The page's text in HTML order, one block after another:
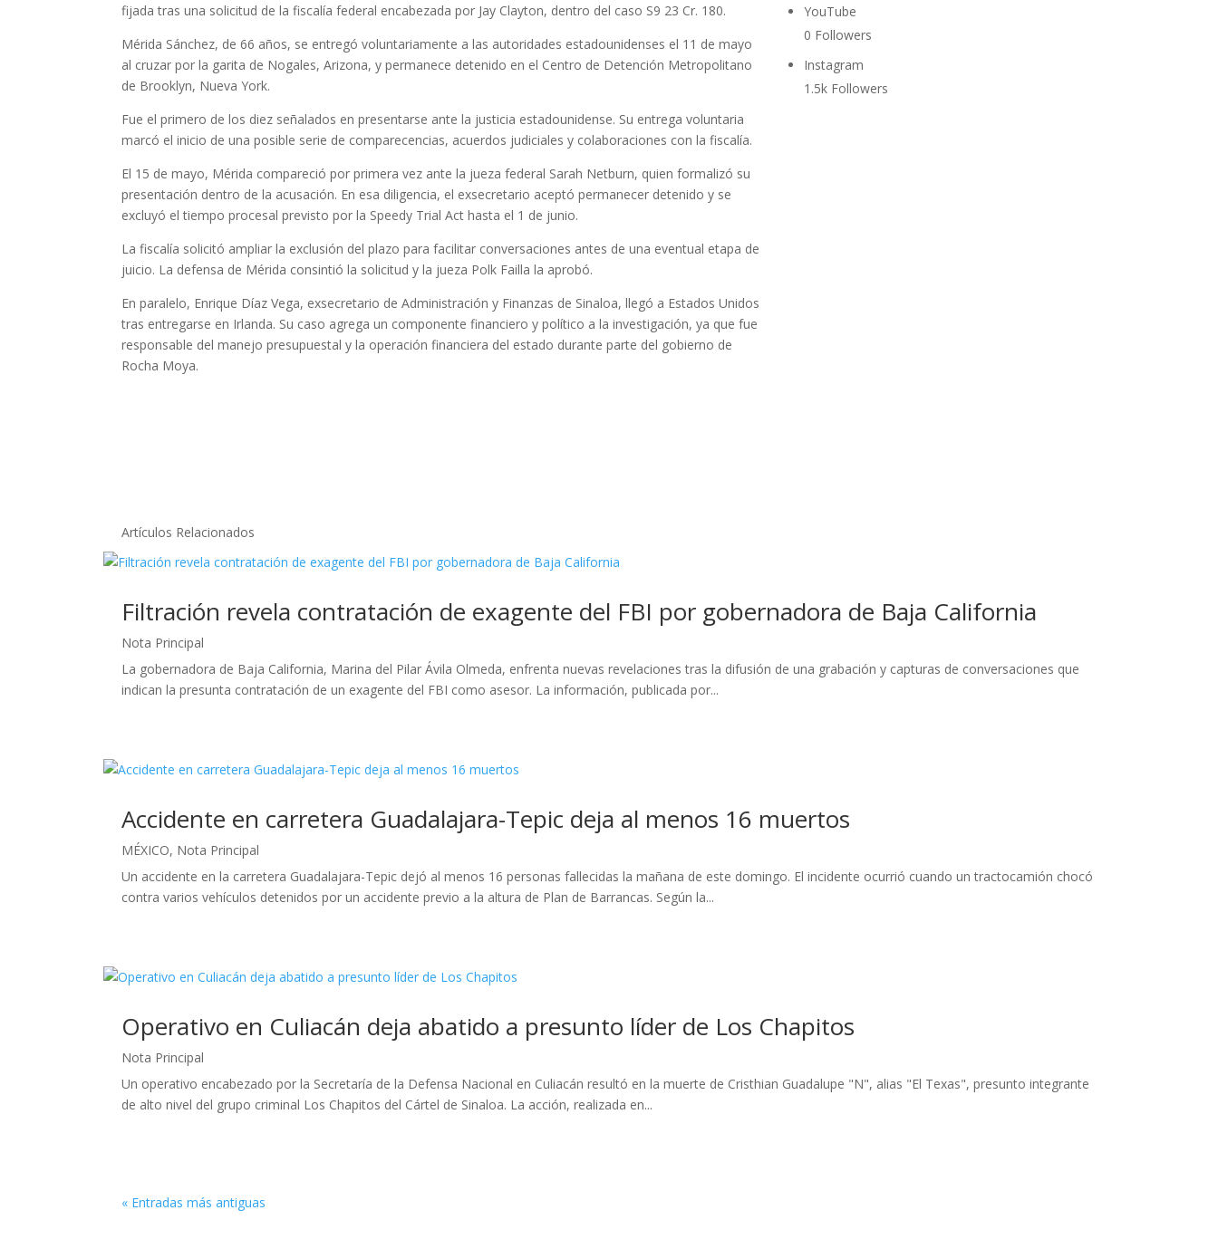
fijada tras una solicitud de la fiscalía federal encabezada por Jay Clayton, dentro del caso S9 23 Cr. 180.
Mérida Sánchez, de 66 años, se entregó voluntariamente a las autoridades estadounidenses el 11 de mayo
al cruzar por la garita de Nogales, Arizona, y permanece detenido en el Centro de Detención Metropolitano
de Brooklyn, Nueva York.
Fue el primero de los diez señalados en presentarse ante la justicia estadounidense. Su entrega voluntaria
marcó el inicio de una posible serie de comparecencias, acuerdos judiciales y colaboraciones con la fiscalía.
El 15 de mayo, Mérida compareció por primera vez ante la jueza federal Sarah Netburn, quien formalizó su
presentación dentro de la acusación. En esa diligencia, el exsecretario aceptó permanecer detenido y se
excluyó el tiempo procesal previsto por la Speedy Trial Act hasta el 1 de junio.
La fiscalía solicitó ampliar la exclusión del plazo para facilitar conversaciones antes de una eventual etapa de
juicio. La defensa de Mérida consintió la solicitud y la jueza Polk Failla la aprobó.
En paralelo, Enrique Díaz Vega, exsecretario de Administración y Finanzas de Sinaloa, llegó a Estados Unidos
tras entregarse en Irlanda. Su caso agrega un componente financiero y político a la investigación, ya que fue
responsable del manejo presupuestal y la operación financiera del estado durante parte del gobierno de
Rocha Moya.
YouTube
0 Followers
Instagram
1.5k Followers
Artículos Relacionados
Filtración revela contratación de exagente del FBI por gobernadora de Baja California
Nota Principal
La gobernadora de Baja California, Marina del Pilar Ávila Olmeda, enfrenta nuevas revelaciones tras la difusión de una grabación y capturas de conversaciones que
indican la presunta contratación de un exagente del FBI como asesor. La información, publicada por...
Accidente en carretera Guadalajara-Tepic deja al menos 16 muertos
MÉXICO, Nota Principal
Un accidente en la carretera Guadalajara-Tepic dejó al menos 16 personas fallecidas la mañana de este domingo. El incidente ocurrió cuando un tractocamión chocó
contra varios vehículos detenidos por un accidente previo a la altura de Plan de Barrancas. Según la...
Operativo en Culiacán deja abatido a presunto líder de Los Chapitos
Nota Principal
Un operativo encabezado por la Secretaría de la Defensa Nacional en Culiacán resultó en la muerte de Cristhian Guadalupe "N", alias "El Texas", presunto integrante
de alto nivel del grupo criminal Los Chapitos del Cártel de Sinaloa. La acción, realizada en...
« Entradas más antiguas